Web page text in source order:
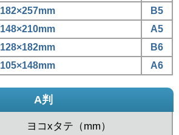
182×257mm
B5
148×210mm
A5
128×182mm
B6
105×148mm
A6
A判
ヨコxタテ（mm）